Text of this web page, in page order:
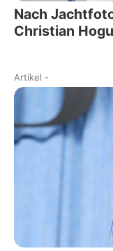
Nach
Christian
Artikel -